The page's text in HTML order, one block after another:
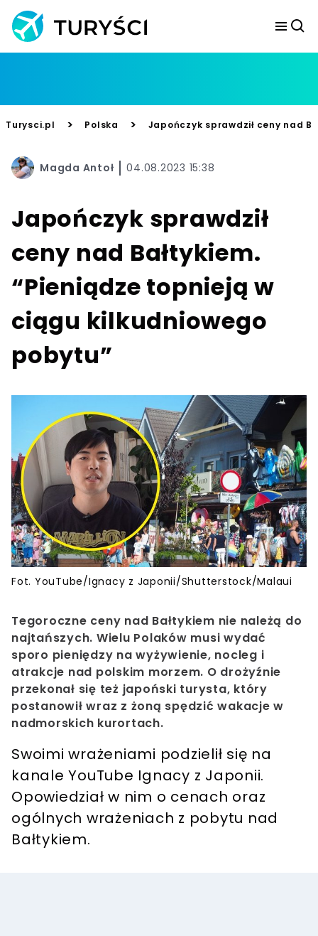
Turysci.pl > Polska > Japończyk sprawdził ceny nad
Magda Antoł 04.08.2023 15:38
Japończyk sprawdził
ceny nad Bałtykiem.
“Pieniądze topnieją w
ciągu kilkudniowego
pobytu”
Fot. YouTube/Ignacy z Japonii/Shutterstock/Malaui
Tegoroczne ceny nad Bałtykiem nie należą do
najtańszych. Wielu Polaków musi wydać
sporo pieniędzy na wyżywienie, nocleg i
atrakcje nad polskim morzem. O drożyźnie
przekonał się też japoński turysta, który
postanowił wraz z żoną spędzić wakacje w
nadmorskich kurortach.
Swoimi wrażeniami podzielił się na
kanale YouTube Ignacy z Japonii.
Opowiedział w nim o cenach oraz
ogólnych wrażeniach z pobytu nad
Bałtykiem.